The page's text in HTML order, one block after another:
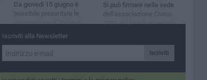
Da giovedì 15 giugno è
possibile presentare le
domande per il "Patto di
cura 2023-2024" e il
Si può firmare nella sede
dell'associazione Civico
2050 dal lunedì al venerdì
Iscriviti alla Newsletter
Iscriviti